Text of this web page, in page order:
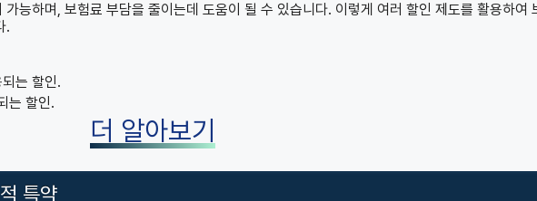
능하며, 보험료 부담을 줄이는데 도움이 될 수 있습니다. 이렇게 여러 할인 제도를 활용하여
.
는 할인.
는 할인.
더 알아보기
특약